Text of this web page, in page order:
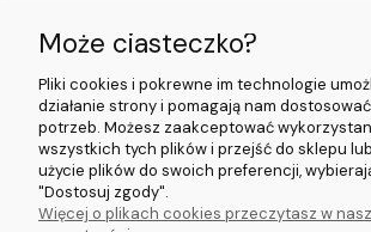
Opinie i wyróżnienia
5.0/5.0 (5000+
opinii)
5.0/5.0 (5000+
opinii)
© 2026 www.wideorejestratory24.pl. Wszelkie prawa
Może ciasteczko?
Pliki cookies i pokrewne im technologie
działanie strony i pomagają nam
potrzeb. Możesz zaakceptować
wszystkich tych plików i przejść do sklepu
użycie plików do swoich preferencji,
"Dostosuj zgody".
Więcej o plikach cookies przeczytasz w